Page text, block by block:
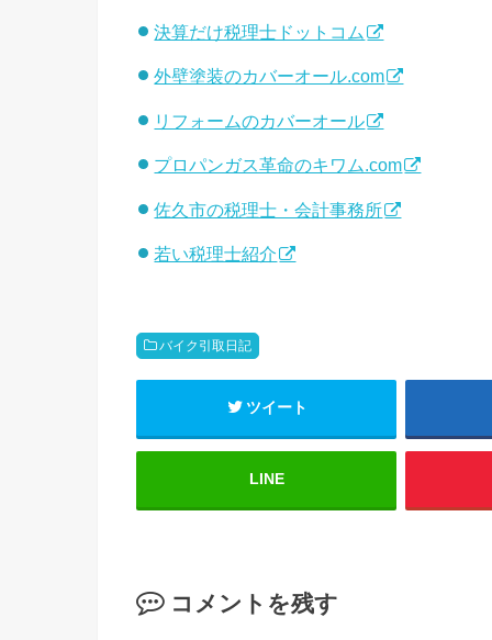
決算だけ税理士ドットコム
外壁塗装のカバーオール.com
リフォームのカバーオール
プロパンガス革命のキワム.com
佐久市の税理士・会計事務所
若い税理士紹介
バイク引取日記
ツイート
LINE
コメントを残す